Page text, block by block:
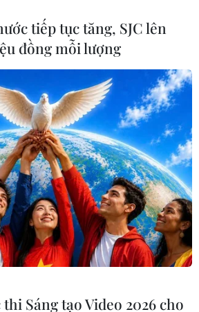
và Môi trường thí điểm
gốc sầu riêng tại Đắk Lắk
một trong những địa phương có
sầu riêng lớn của cả nước, trong
970 ha diện tích trồng sầu
tiếp tục tăng, SJC lên
đồng mỗi lượng
Sáng tạo Video 2026 cho